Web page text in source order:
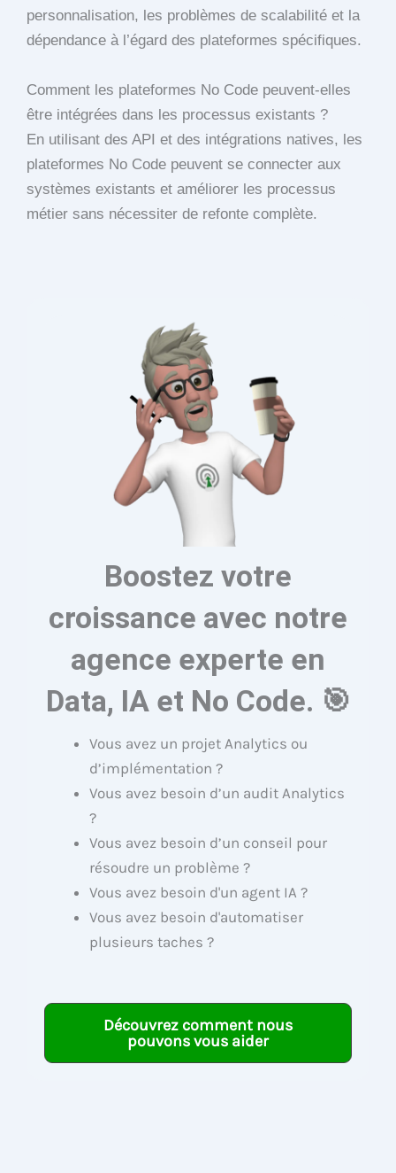
personnalisation, les problèmes de scalabilité et la
dépendance à l’égard des plateformes spécifiques.
Comment les plateformes No Code peuvent-elles
être intégrées dans les processus existants ?
En utilisant des API et des intégrations natives, les
plateformes No Code peuvent se connecter aux
systèmes existants et améliorer les processus
métier sans nécessiter de refonte complète.
Boostez votre
croissance avec notre
agence experte en
Data, IA et No Code. 🎯
Vous avez un projet Analytics ou
d’implémentation ?
Vous avez besoin d’un audit Analytics
?
Vous avez besoin d’un conseil pour
résoudre un problème ?
Vous avez besoin d'un agent IA ?
Vous avez besoin d'automatiser
plusieurs taches ?
Découvrez comment nous
pouvons vous aider